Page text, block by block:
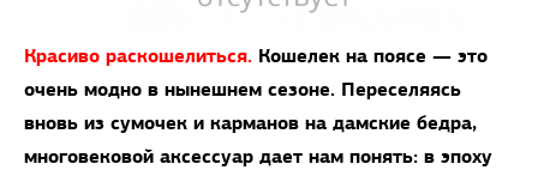
Красиво раскошелиться. Кошелек на поясе — это
очень модно в нынешнем сезоне. Переселяясь
вновь из сумочек и карманов на дамские бедра,
многовековой аксессуар дает нам понять: в эпоху